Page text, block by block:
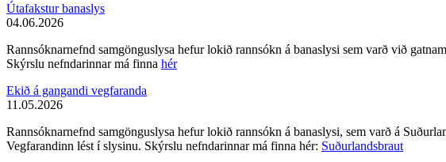
Útafakstur banaslys
04.06.2026
Rannsóknarnefnd samgönguslysa hefur lokið rannsókn á banaslysi sem varð við
Skýrslu nefndarinnar má finna hér
Ekið á gangandi vegfaranda
11.05.2026
Rannsóknarnefnd samgönguslysa hefur lokið rannsókn á banaslysi, sem varð á
Vegfarandinn lést í slysinu. Skýrslu nefndarinnar má finna hér: Suðurlandsbraut